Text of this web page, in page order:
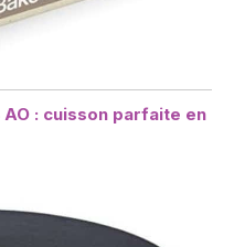
: cuisson parfaite en